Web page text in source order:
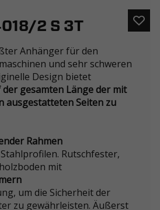
2 S 3T
Anhänger für den
und sehr schweren
Design bietet
gesamten Länge der mit
ausgestatteten Seiten zu
Rahmen
Rutschfester,
mit
um die Sicherheit der
zu gewährleisten. Äußerst